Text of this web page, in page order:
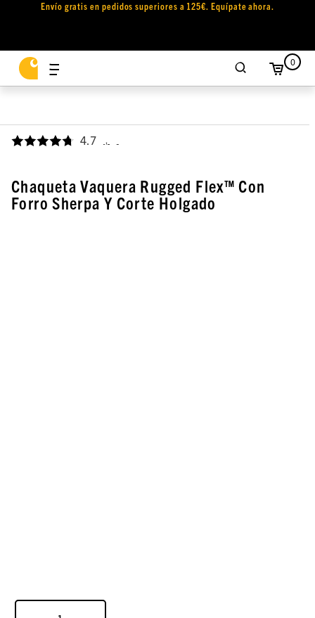
Envío gratis en pedidos superiores a 125€. Equípate ahora.
0
4.7 ,
Chaqueta Vaquera Rugged Flex™ Con
Forro Sherpa Y Corte Holgado